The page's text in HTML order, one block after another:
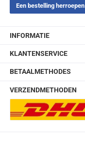
Een bestelling herroepen
INFORMATIE
KLANTENSERVICE
BETAALMETHODES
VERZENDMETHODEN